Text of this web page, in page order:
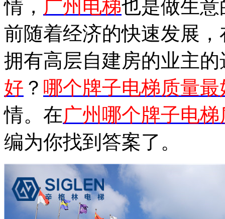
情， 广州电梯也是做生
前随着经济的快速发展
拥有高层自建房的业主
好 ？ 哪个牌子电梯质量最
情。在广州哪个牌子电
编为你找到答案了。